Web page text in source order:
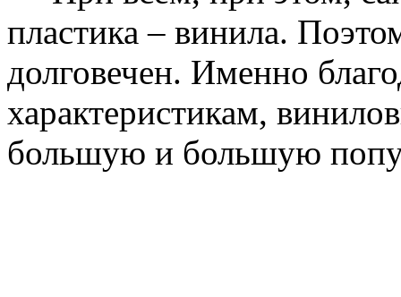
пластика – винила.
долговечен. Именно
характеристикам,
большую и большую